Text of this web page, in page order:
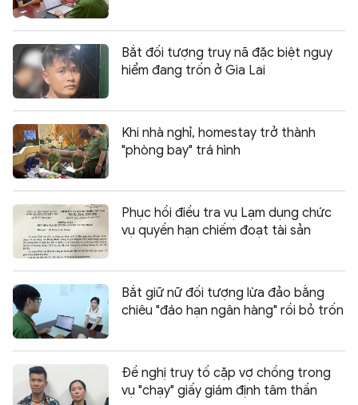
Bắt đối tượng truy nã đặc biệt nguy
hiểm đang trốn ở Gia Lai
Khi nhà nghỉ, homestay trở thành
"phòng bay" trá hình
Phục hồi điều tra vụ Lạm dụng chức
vụ quyền hạn chiếm đoạt tài sản
Bắt giữ nữ đối tượng lừa đảo bằng
chiêu "đáo hạn ngân hàng" rồi bỏ trốn
Đề nghị truy tố cặp vợ chồng trong
vụ "chạy" giấy giám định tâm thần